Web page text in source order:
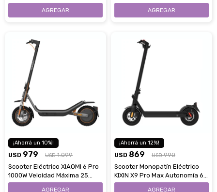
Km
Km
10
USD 979 USD 1.099
Scooter Eléctrico XIAOMI 6 Pro
1000W Veloidad Máxima 25
Km/H
12
USD 869 USD 990
Scooter Monopatín Eléctrico
KIXIN X9 Pro Max Autonomía 65
Km